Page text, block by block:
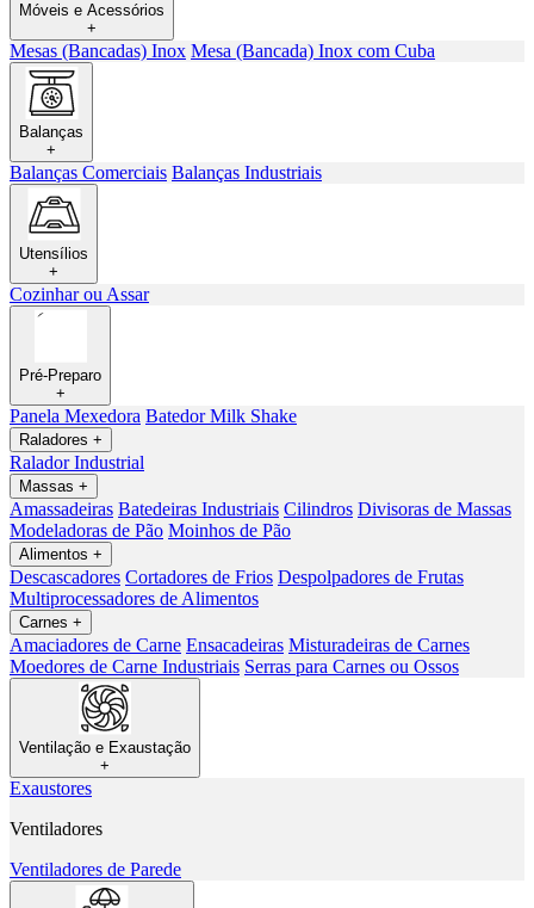
Móveis e Acessórios
+
Mesas (Bancadas) Inox Mesa (Bancada) Inox com Cuba
Balanças
+
Balanças Comerciais Balanças Industriais
Utensílios
+
Cozinhar ou Assar
Pré-Preparo
+
Panela Mexedora Batedor Milk Shake
Raladores +
Ralador Industrial
Massas +
Amassadeiras Batedeiras Industriais Cilindros Divisoras de Massas
Modeladoras de Pão Moinhos de Pão
Alimentos +
Descascadores Cortadores de Frios Despolpadores de Frutas
Multiprocessadores de Alimentos
Carnes +
Amaciadores de Carne Ensacadeiras Misturadeiras de Carnes
Moedores de Carne Industriais Serras para Carnes ou Ossos
Ventilação e Exaustação
+
Exaustores
Ventiladores
Ventiladores de Parede